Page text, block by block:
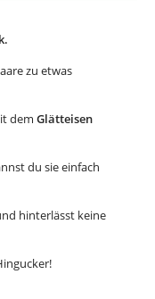
zu etwas
dem Glätteisen
du sie einfach
hinterlässt keine